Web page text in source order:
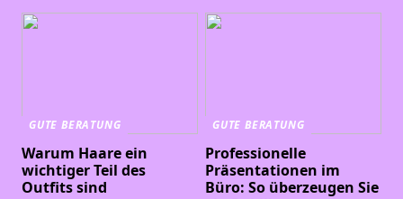
GUTE BERATUNG
Warum Haare ein
wichtiger Teil des
Outfits sind
GUTE BERATUNG
Professionelle
Präsentationen im
Büro: So überzeugen Sie